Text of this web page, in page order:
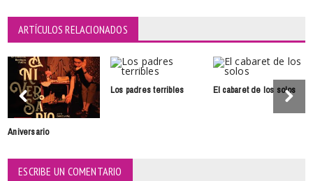
ARTÍCULOS RELACIONADOS
Aniversario
Los padres terribles El cabaret de los solos
ESCRIBE UN COMENTARIO